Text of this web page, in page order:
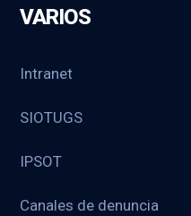
VARIOS
Intranet
SIOTUGS
IPSOT
Canales de denuncia